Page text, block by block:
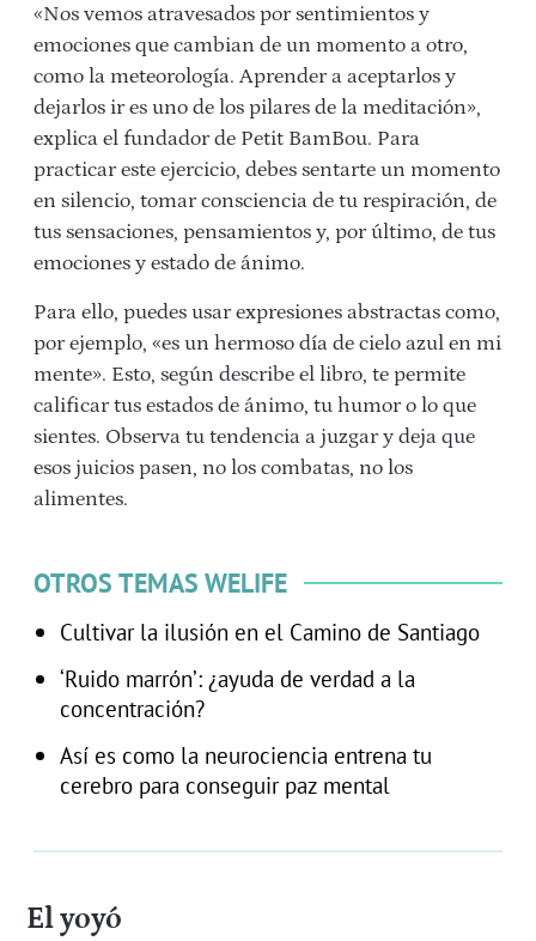
«Nos vemos atravesados por sentimientos y
emociones que cambian de un momento a otro,
como la meteorología. Aprender a aceptarlos y
dejarlos ir es uno de los pilares de la meditación»,
explica el fundador de Petit BamBou. Para
practicar este ejercicio, debes sentarte un momento
en silencio, tomar consciencia de tu respiración, de
tus sensaciones, pensamientos y, por último, de tus
emociones y estado de ánimo.
Para ello, puedes usar expresiones abstractas como,
por ejemplo, «es un hermoso día de cielo azul en mi
mente». Esto, según describe el libro, te permite
calificar tus estados de ánimo, tu humor o lo que
sientes. Observa tu tendencia a juzgar y deja que
esos juicios pasen, no los combatas, no los
alimentes.
OTROS TEMAS WELIFE
Cultivar la ilusión en el Camino de Santiago
‘Ruido marrón’: ¿ayuda de verdad a la
concentración?
Así es como la neurociencia entrena tu
cerebro para conseguir paz mental
El yoyó